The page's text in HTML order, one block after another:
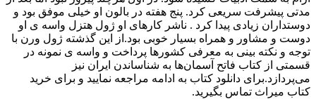
مدتی پیشرفت سریعی کرد. پنج هفته در بالون او خیلی موفق بود و
دوستداران زیادی پیدا کرد . ناشر کارهای او ژول هتزل واسه ی او
دوست و مشاور و همراه بسیار خوبی بود.از این گذشته ژول ورن با
توجه و نکته بینی به معرفی کشورها پرداخت و واسه ی نمونه در
قسمتی از کتاب فاتح آسمان‌ها به شناساندن ایران نیز
می‌پردازد.برای دانلود کتاب به ادامه مراجعه نمایید و برای خرید
کتاب میراث تماس بگیرید.